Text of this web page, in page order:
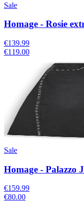
Sale
Homage - Rosie
€139.99
€119.00
Sale
Homage - Palazzo
€159.99
€80.00